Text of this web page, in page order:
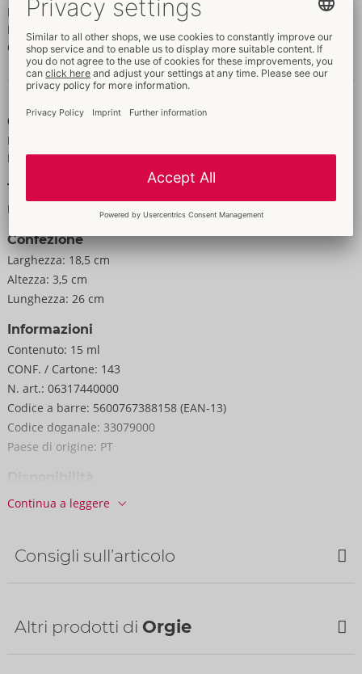
Potassium Sorbate, Mentha Arvensis Leaf Oil, Menthol, Vanillyl
Butyl Ether, Isopentyldiol, Limonene, Tetrasodium Edta,
Carvone, Menthyl Lactate, Trisodium Edta, Citric Acid
Dati e proprietà
Caratteristiche
Per donne
Per uomini
Taglia
Peso:
Confezione
Larghezza: 18,5 cm
Altezza: 3,5 cm
Lunghezza: 26 cm
Informazioni
Contenuto: 15 ml
CONF. / Cartone: 143
N. art.: 06317440000
Codice a barre: 5600767388158 (EAN-13)
Codice doganale: 33079000
Paese di origine: PT
prossima consegna: 32/2026
Continua a leggere
Consigli sull’articolo
Altri prodotti di Orgie